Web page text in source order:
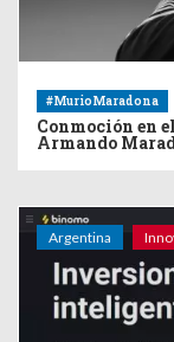
#MurioMaradona
Conmoción en
Armando
Argentina